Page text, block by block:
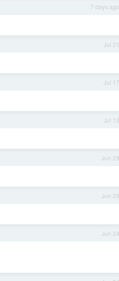
7 days ago
Jul 21
Jul 17
Jul 12
Jun 29
Jun 29
Jun 24